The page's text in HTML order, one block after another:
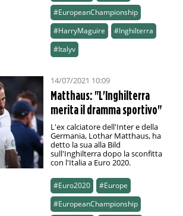
#EuropeanChampionship
#HarryMaguire
#Inghilterra
#Italyv
14/07/2021 10:09
Matthaus: "L'Inghilterra
merita il dramma sportivo"
L'ex calciatore dell'Inter e della
Germania, Lothar Matthaus, ha
detto la sua alla Bild
sull'Inghilterra dopo la sconfitta
con l'Italia a Euro 2020.
#Euro2020
#Europe
#EuropeanChampionship